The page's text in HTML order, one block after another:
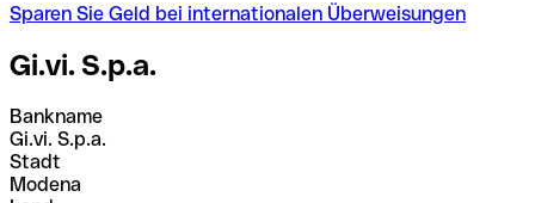
Sparen Sie Geld bei internationalen Überweisungen
Gi.vi. S.p.a.
Bankname
Gi.vi. S.p.a.
Stadt
Modena